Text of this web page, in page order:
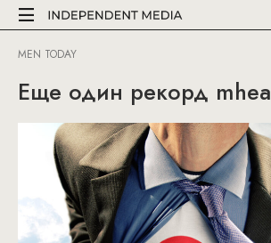
MEN TODAY
Еще один рекорд